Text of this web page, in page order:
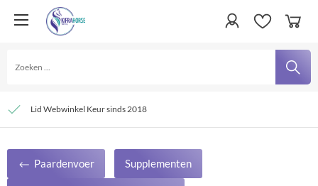
Persoonlijke service
Verzending € 4,95 en gratis bij besteding vanaf € 100,- binnen Nederland
Lid Webwinkel Keur sinds 2018
Paardenvoer Supplementen